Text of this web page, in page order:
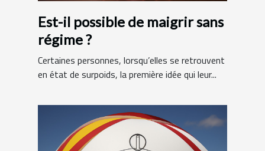
Est-il possible de maigrir sans
régime ?
Certaines personnes, lorsqu’elles se retrouvent
en état de surpoids, la première idée qui leur...